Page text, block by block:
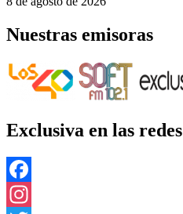
Nuestras emisoras
Exclusiva en las redes
Facebook